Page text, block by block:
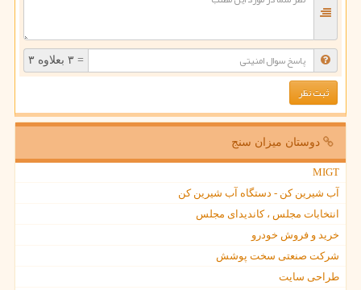
= ۳ بعلاوه ۳
دوستان میزان سنج
MIGT
آب شیرین کن - دستگاه آب شیرین کن
انتخابات مجلس ، کاندیدای مجلس
خرید و فروش خودرو
شرکت صنعتی سخت پوشش
طراحی سایت